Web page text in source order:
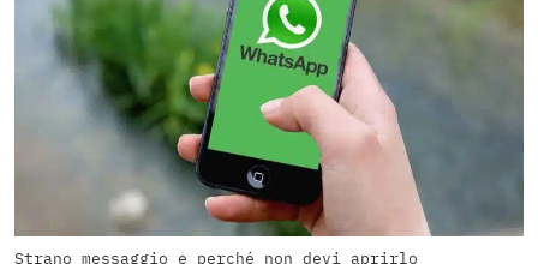
Strano messaggio e perché non devi aprirlo